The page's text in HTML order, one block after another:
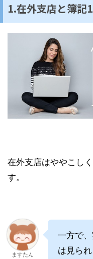
1.在外支店と簿記
在外支店はややこし
す。
ますたん
一方で
は見ら